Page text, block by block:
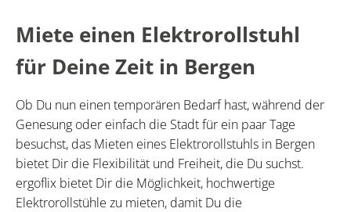
Miete einen Elektrorollstuhl
für Deine Zeit in Bergen
Ob Du nun einen temporären Bedarf hast, während der
Genesung oder einfach die Stadt für ein paar Tage
besuchst, das Mieten eines Elektrorollstuhls in Bergen
bietet Dir die Flexibilität und Freiheit, die Du suchst.
ergoflix bietet Dir die Möglichkeit, hochwertige
Elektrorollstühle zu mieten, damit Du die